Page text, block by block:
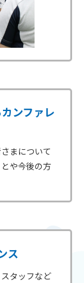
ンファレ
まについて
や今後の方
ス
タッフなど